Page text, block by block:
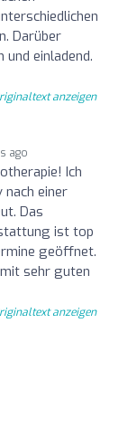
Darüber
einladend.
anzeigen
ago
Ich
einer
Das
ist top
geöffnet.
sehr guten
anzeigen